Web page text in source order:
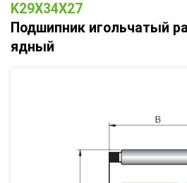
K29X34X27
Подшипник игольчатый
ядный